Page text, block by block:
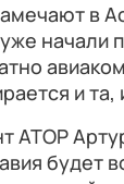
в
начали
и та,
АТОР
будет